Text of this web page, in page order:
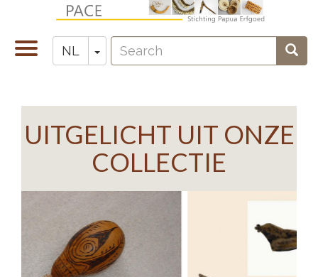
naar
gaan
Navigatie
wisselen
NL Toggle Dropdown
Zoeken
Search
UITGELICHT UIT ONZE
COLLECTIE